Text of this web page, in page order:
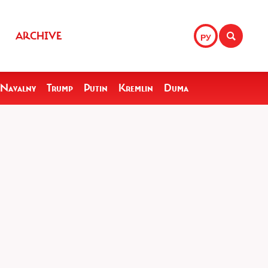
РУ
ARCHIVE
Navalny Trump Putin Kremlin Duma